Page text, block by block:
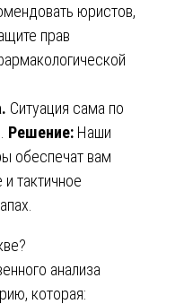
юристов,
прав
Ситуация сама по
Решение: Наши
обеспечат вам
тактичное
анализа
которая: